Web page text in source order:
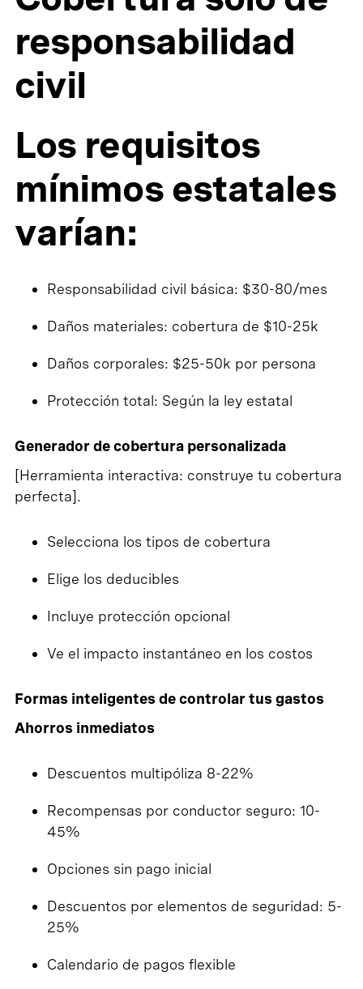
responsabilidad
civil
Los requisitos
mínimos estatales
varían:
Responsabilidad civil básica: $30-80/mes
Daños materiales: cobertura de $10-25k
Daños corporales: $25-50k por persona
Protección total: Según la ley estatal
Generador de cobertura personalizada
[Herramienta interactiva: construye tu cobertura
perfecta].
Selecciona los tipos de cobertura
Elige los deducibles
Incluye protección opcional
Ve el impacto instantáneo en los costos
Formas inteligentes de controlar tus gastos
Ahorros inmediatos
Descuentos multipóliza 8-22%
Recompensas por conductor seguro: 10-
45%
Opciones sin pago inicial
Descuentos por elementos de seguridad: 5-
25%
Calendario de pagos flexible